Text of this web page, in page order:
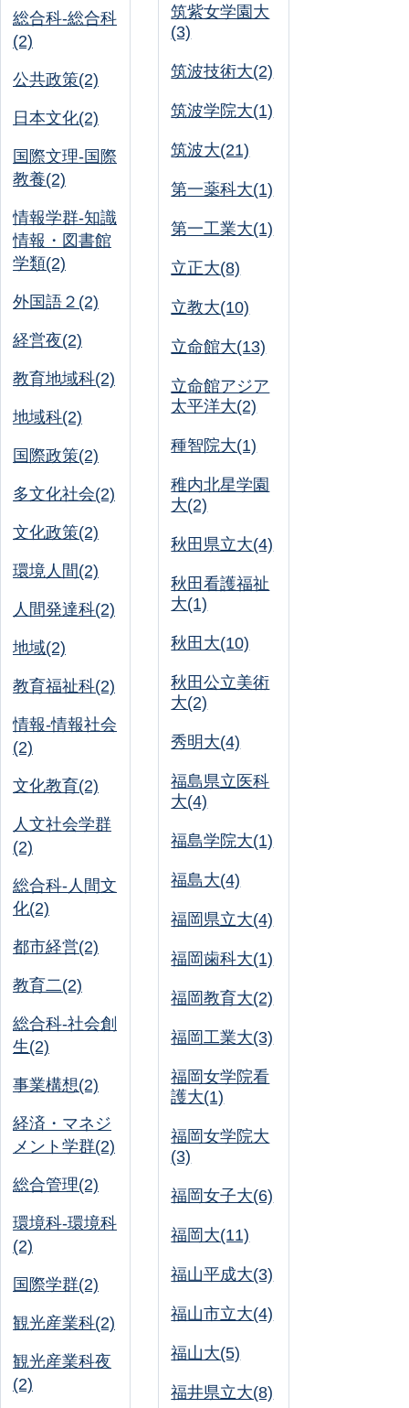
総合科-総合科
(2)
公共政策(2)
日本文化(2)
国際文理-国際
教養(2)
情報学群-知識
情報・図書館
学類(2)
外国語２(2)
経営夜(2)
教育地域科(2)
地域科(2)
国際政策(2)
多文化社会(2)
文化政策(2)
環境人間(2)
人間発達科(2)
地域(2)
教育福祉科(2)
情報-情報社会
(2)
文化教育(2)
人文社会学群
(2)
総合科-人間文
化(2)
都市経営(2)
教育二(2)
総合科-社会創
生(2)
事業構想(2)
経済・マネジ
メント学群(2)
総合管理(2)
環境科-環境科
(2)
国際学群(2)
観光産業科(2)
観光産業科夜
(2)
筑紫女学園大
(3)
筑波技術大(2)
筑波学院大(1)
筑波大(21)
第一薬科大(1)
第一工業大(1)
立正大(8)
立教大(10)
立命館大(13)
立命館アジア
太平洋大(2)
種智院大(1)
稚内北星学園
大(2)
秋田県立大(4)
秋田看護福祉
大(1)
秋田大(10)
秋田公立美術
大(2)
秀明大(4)
福島県立医科
大(4)
福島学院大(1)
福島大(4)
福岡県立大(4)
福岡歯科大(1)
福岡教育大(2)
福岡工業大(3)
福岡女学院看
護大(1)
福岡女学院大
(3)
福岡女子大(6)
福岡大(11)
福山平成大(3)
福山市立大(4)
福山大(5)
福井県立大(8)